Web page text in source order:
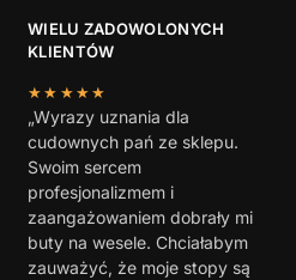
WIELU ZADOWOLONYCH
KLIENTÓW
★★★★★
„Wyrazy uznania dla
cudownych pań ze sklepu.
Swoim sercem
profesjonalizmem i
zaangażowaniem dobrały mi
buty na wesele. Chciałabym
zauważyć, że moje stopy są